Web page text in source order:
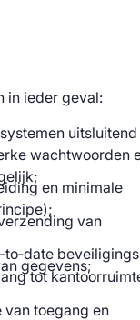
in ieder geval:
wachtwoorden
en minimale
van
gegevens;
tot
van toegang en